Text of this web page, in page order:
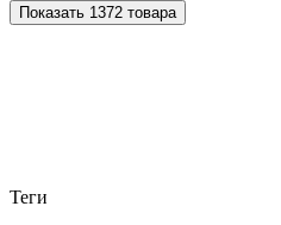
Показать 1372 товара
Теги